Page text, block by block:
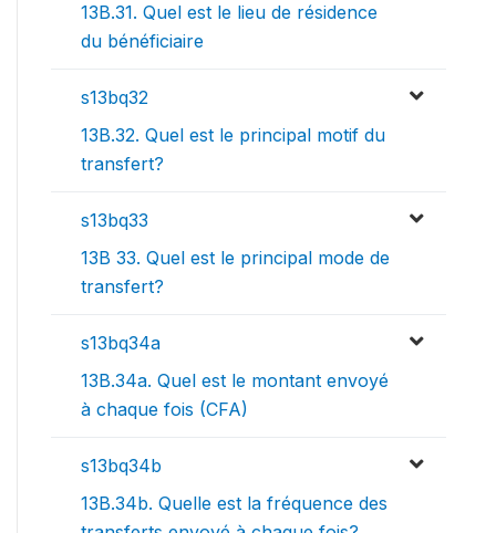
13B.31. Quel est le lieu de résidence
du bénéficiaire
s13bq32
13B.32. Quel est le principal motif du
transfert?
s13bq33
13B 33. Quel est le principal mode de
transfert?
s13bq34a
13B.34a. Quel est le montant envoyé
à chaque fois (CFA)
s13bq34b
13B.34b. Quelle est la fréquence des